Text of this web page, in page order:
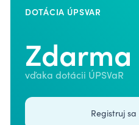
DOTÁCIA ÚPSVAR
Zdarma
vďaka dotácii ÚPSVaR
Registruj